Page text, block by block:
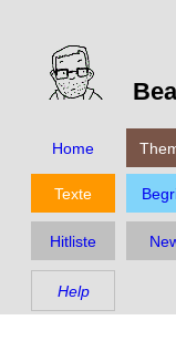
Home
Texte
Hitliste
Help